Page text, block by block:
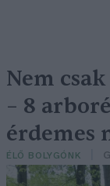
Nem
– 8
érdemes
ÉLŐ BOLYGÓNK